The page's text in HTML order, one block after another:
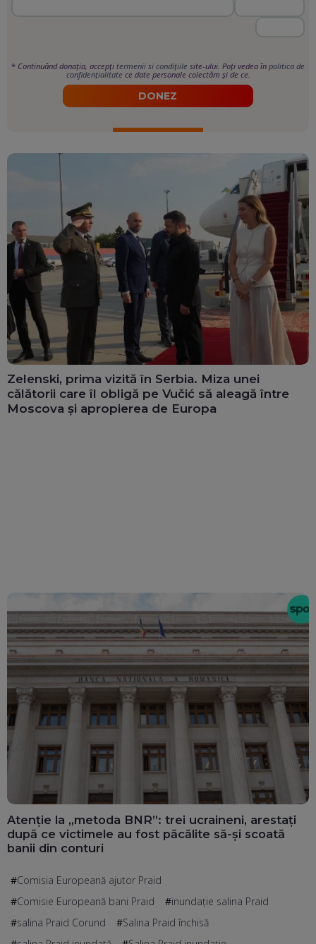
* Continuând donația, accepți termenii si condițiile site-ului. Poți vedea în politica de
confidențialitate ce date personale colectăm și de ce.
DONEZ
Zelenski, prima vizită în Serbia. Miza unei
călătorii care îl obligă pe Vučić să aleagă între
Moscova și apropierea de Europa
Atenție la „metoda BNR”: trei ucraineni, arestați
după ce victimele au fost păcălite să-și scoată
banii din conturi
Comisia Europeană ajutor Praid
Comisie Europeană bani Praid
inundație salina Praid
salina Praid Corund
Salina Praid închisă